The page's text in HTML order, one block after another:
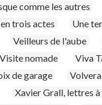
comme les autres
trois actes
Une
Veilleurs de l'aube
Visite nomade Viva
de garage
Xavier Grall, lettres